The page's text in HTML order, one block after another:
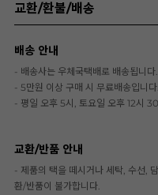
교환/환불/배송
배송 안내
- 배송사는 우체국택배로 배송됩니
- 5만원 이상 구매 시 무료배송입니다.
- 평일 오후 5시, 토요일 오후 12시
교환/반품 안내
- 제품의 택을 떼시거나 세탁, 수선,
환/반품이 불가합니다.